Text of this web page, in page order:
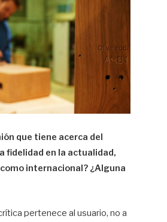
que tiene acerca del
fidelidad en la actualidad,
internacional? ¿Alguna
pertenece al usuario, no a